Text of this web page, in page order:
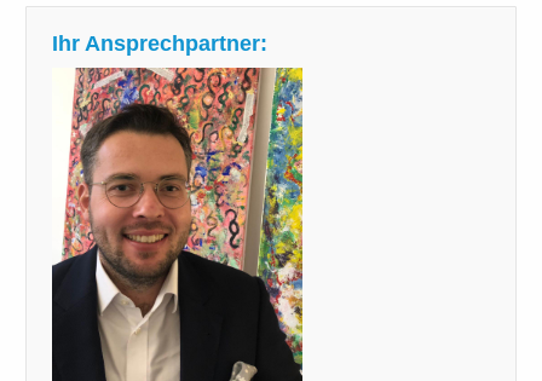
Ihr Ansprechpartner: